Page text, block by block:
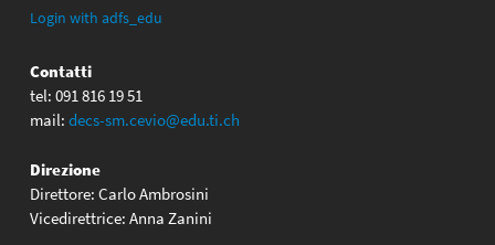
Login with adfs_edu
Contatti
tel: 091 816 19 51
mail: decs-sm.cevio@edu.ti.ch
Direzione
Direttore: Carlo Ambrosini
Vicedirettrice: Anna Zanini